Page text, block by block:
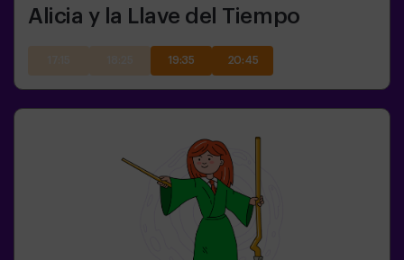
Alicia y la Llave del Tiempo
19:35 20:45